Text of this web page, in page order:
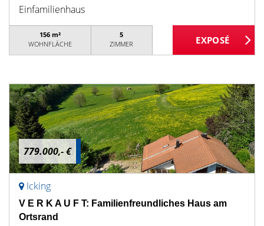
Einfamilienhaus
156 m²
WOHNFLÄCHE
5
ZIMMER
779.000,- €
Icking
V E R K A U F T: Familienfreundliches Haus am
Ortsrand